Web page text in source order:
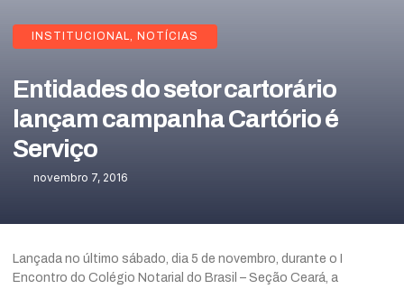
INSTITUCIONAL, NOTÍCIAS
Entidades do setor cartorário
lançam campanha Cartório é
Serviço
novembro 7, 2016
Lançada no último sábado, dia 5 de novembro, durante o I
Encontro do Colégio Notarial do Brasil – Seção Ceará, a